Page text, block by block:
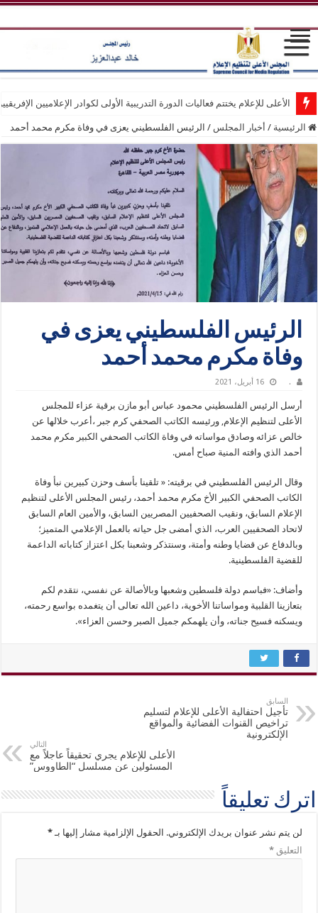
الأعلى للإعلام يختتم فعاليات الدورة التدريبية الأولى لكوادر الإعلاميين
الرئيسية / أخبار المجلس / الرئيس الفلسطيني يعزى في وفاة مكرم محمد أحمد
الرئيس الفلسطيني يعزى في
وفاة مكرم محمد أحمد
. 16 أبريل، 2021
أرسل الرئيس الفلسطيني محمود عباس أبو مازن برقية عزاء للمجلس
الأعلى لتنظيم الإعلام, ورئيسه الكاتب الصحفي كرم جبر ،أعرب خلالها عن
خالص عزائه وصادق مواساته في وفاة الكاتب الصحفي الكبير مكرم محمد
أحمد الذي وافته المنية صباح أمس.
وقال الرئيس الفلسطيني في برقيته: « تلقينا بأسف وحزن كبيرين نبأ وفاة
الكاتب الصحفي الكبير الأخ مكرم محمد أحمد، رئيس المجلس الأعلى لتنظيم
الإعلام السابق، ونقيب الصحفيين المصريين السابق، والأمين العام السابق
لاتحاد الصحفيين العرب، الذي أمضى جل حياته بالعمل الإعلامي المتميز؛
وبالدفاع عن قضايا وطنه وأمتة، وسنتذكر وشعبنا بكل اعتزاز كتاباته الداعمة
للقضية الفلسطينية.
وأضاف: «فباسم دولة فلسطين وشعبها وبالأصالة عن نفسي، نتقدم لكم
بتعازينا القلبية ومواساتنا الأخوية، داعين الله تعالى أن يتغمده بواسع رحمته،
ويسكنه فسيح جناته، وأن يلهمكم جميل الصبر وحسن العزاء».
السابق
تأجيل احتفالية الأعلى للإعلام لتسليم
تراخيص القنوات الفضائية والمواقع
الإلكترونية
التالي
الأعلى للإعلام يجري تحقيقاً عاجلاً مع
المسئولين عن مسلسل “الطاووس”
اترك تعليقاً
لن يتم نشر عنوان بريدك الإلكتروني. الحقول الإلزامية مشار إليها بـ*
التعليق*